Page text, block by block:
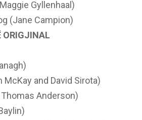
Gyllenhaal)
(Jane Campion)
ORIGJINAL
McKay and David Sirota)
Anderson)